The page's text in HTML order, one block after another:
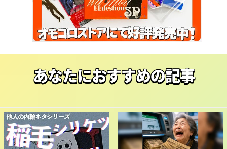
あなたにおすすめの記事